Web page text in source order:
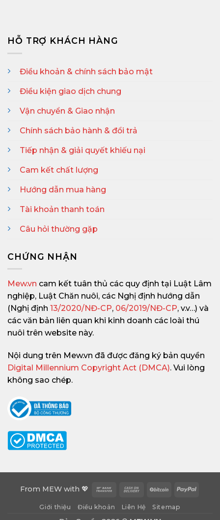
HỖ TRỢ KHÁCH HÀNG
Điều khoản & chính sách bảo mật
Điều kiện giao dịch chung
Vận chuyển & Giao nhận
Chính sách bảo hành & đổi trả
Tiếp nhận & giải quyết khiếu nại
Cam kết chất lượng
Hướng dẫn mua hàng
Tài khoản thanh toán
Câu hỏi thường gặp
CHỨNG NHẬN
Mew.vn cam kết tuân thủ các quy định tại Luật Lâm
nghiệp, Luật Chăn nuôi, các Nghị định hướng dẫn
(Nghị định 13/2020/NĐ-CP, 06/2019/NĐ-CP, v.v…) và
các văn bản liên quan khi kinh doanh các loài thú
nuôi trên website này.
Nội dung trên Mew.vn đã được đăng ký bản quyền
Digital Millennium Copyright Act (DMCA). Vui lòng
không sao chép.
From MEWwith 💖
Bank
Cash
Delivery
BitCoinPayPal
Giới thiệu Điều khoản Liên Hệ Sitemap